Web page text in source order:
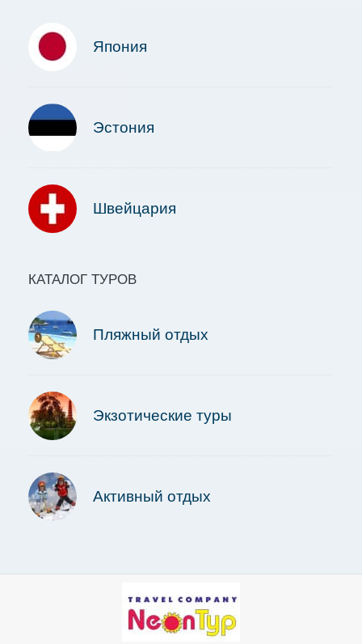
Япония
Эстония
Швейцария
КАТАЛОГ ТУРОВ
Пляжный отдых
Экзотические туры
Активный отдых